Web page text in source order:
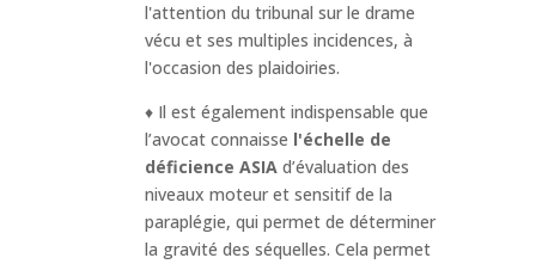
l'attention du tribunal sur le drame
vécu et ses multiples incidences, à
l'occasion des plaidoiries.
♦ Il est également indispensable que
l’avocat connaisse l'échelle de
déficience ASIAd’évaluation des
niveaux moteur et sensitif de la
paraplégie, qui permet de déterminer
la gravité des séquelles. Cela permet